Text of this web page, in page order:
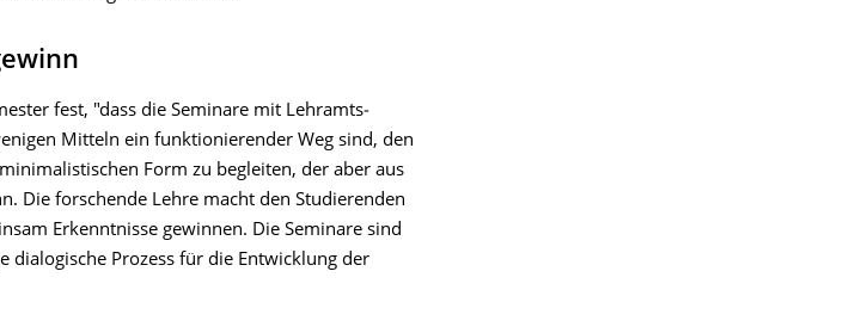
fest, "dass die Seminare mit Lehr­amts­
Mitteln ein funktionierender Weg sind, den
Form zu begleiten, der aber aus
Die forschende Lehre macht den Studierenden
Erkenntnisse gewinnen. Die Seminare sind
dialogische Prozess für die Entwicklung der